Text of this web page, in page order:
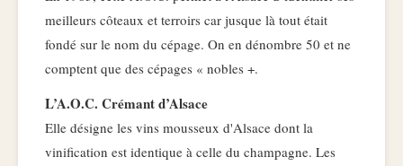
meilleurs côteaux et terroirs car jusque là tout était
fondé sur le nom du cépage. On en dénombre 50 et ne
comptent que des cépages « nobles +.
L’A.O.C. Crémant d’Alsace
Elle désigne les vins mousseux d'Alsace dont la
vinification est identique à celle du champagne. Les